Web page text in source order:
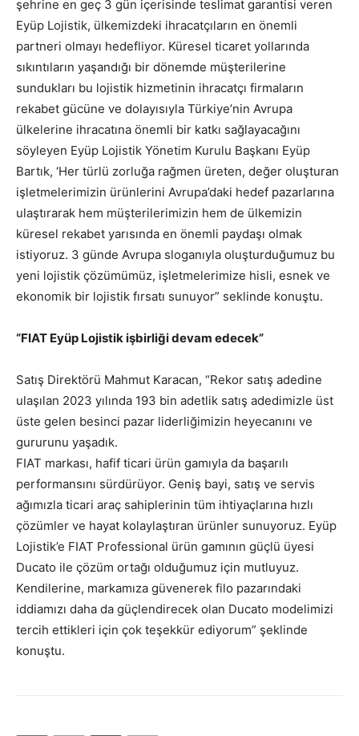
şehrine en geç 3 gün içerisinde teslimat garantisi veren
Eyüp Lojistik, ülkemizdeki ihracatçıların en önemli
partneri olmayı hedefliyor. Küresel ticaret yollarında
sıkıntıların yaşandığı bir dönemde müşterilerine
sundukları bu lojistik hizmetinin ihracatçı firmaların
rekabet gücüne ve dolayısıyla Türkiye’nin Avrupa
ülkelerine ihracatına önemli bir katkı sağlayacağını
söyleyen Eyüp Lojistik Yönetim Kurulu Başkanı Eyüp
Bartık, ‘Her türlü zorluğa rağmen üreten, değer oluşturan
işletmelerimizin ürünlerini Avrupa’daki hedef pazarlarına
ulaştırarak hem müşterilerimizin hem de ülkemizin
küresel rekabet yarısında en önemli paydaşı olmak
istiyoruz. 3 günde Avrupa sloganıyla oluşturduğumuz bu
yeni lojistik çözümümüz, işletmelerimize hisli, esnek ve
ekonomik bir lojistik fırsatı sunuyor” seklinde konuştu.
“FIAT Eyüp Lojistik işbirliği devam edecek”
Satış Direktörü Mahmut Karacan, “Rekor satış adedine
ulaşılan 2023 yılında 193 bin adetlik satış adedimizle üst
üste gelen besinci pazar liderliğimizin heyecanını ve
gururunu yaşadık.
FIAT markası, hafif ticari ürün gamıyla da başarılı
performansını sürdürüyor. Geniş bayi, satış ve servis
ağımızla ticari araç sahiplerinin tüm ihtiyaçlarına hızlı
çözümler ve hayat kolaylaştıran ürünler sunuyoruz. Eyüp
Lojistik’e FIAT Professional ürün gamının güçlü üyesi
Ducato ile çözüm ortağı olduğumuz için mutluyuz.
Kendilerine, markamıza güvenerek filo pazarındaki
iddiamızı daha da güçlendirecek olan Ducato modelimizi
tercih ettikleri için çok teşekkür ediyorum” şeklinde
konuştu.